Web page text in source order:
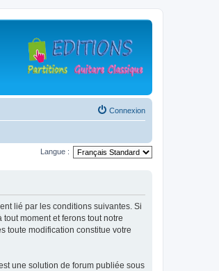
Connexion
Langue :
lié par les conditions suivantes. Si
moment et ferons tout notre
toute modification constitue votre
une solution de forum publiée sous